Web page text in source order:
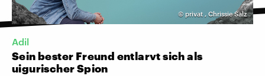
© privat , Chrissie Salz
Adil
Sein bester Freund entlarvt sich als
uigurischer Spion